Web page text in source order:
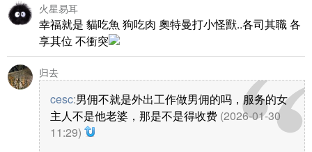
火星易耳
幸福就是 貓吃魚 狗吃肉 奧特曼打小怪獸..各司其職 各
享其位 不衝突
归去
cesc:男佣不就是外出工作做男佣的吗，服务的女
主人不是他老婆，那是不是得收费 (2026-01-30
11:29)